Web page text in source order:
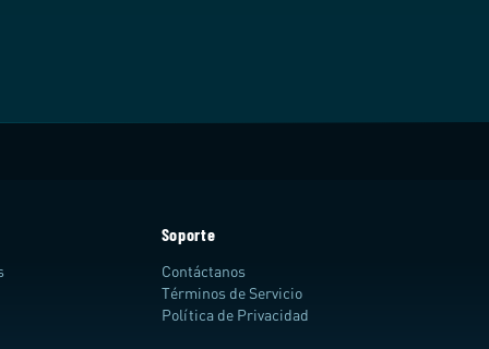
Soporte
Contáctanos
Términos de Servicio
Política de Privacidad